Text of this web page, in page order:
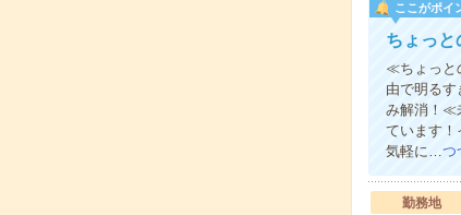
ここがポイ
ちょっと
≪ちょっと
由で明る
み解消！≪
ています
気軽に…つ
勤務地